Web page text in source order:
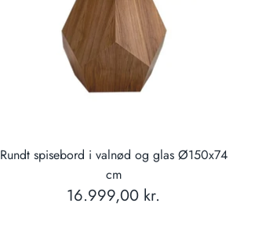
Rundt spisebord i valnød og glas Ø150x74
cm
16.999,00 kr.